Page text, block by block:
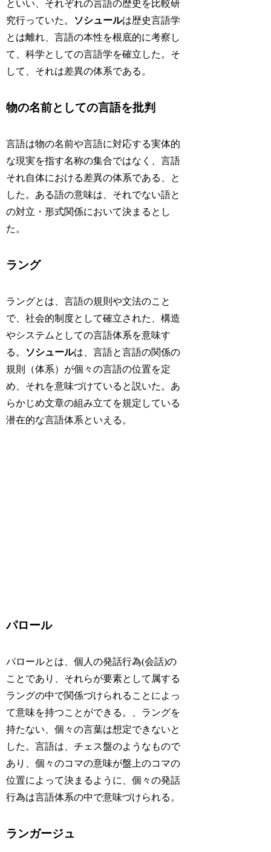
といい、それぞれの言語の歴史を比較研
究行っていた。
ソシュールは歴史言語学
とは離れ、言語の本性を根底的に考察し
て、科学としての言語学を確立した。そ
して、それは差異の体系である。
物の名前としての言語を批判
言語は物の名前や言語に対応する実体的
な現実を指す名称の集合ではなく、言語
それ自体における差異の体系である、と
した。ある語の意味は、それでない語と
の対立・形式関係において決まるとし
た。
ラング
ラングとは、言語の規則や文法のこと
で、社会的制度として確立された、構造
やシステムとしての言語体系を意味す
る。
ソシュールは、言語と言語の関係の
規則（体系）が個々の言語の位置を定
め、それを意味づけていると説いた。あ
らかじめ文章の組み立てを規定している
潜在的な言語体系といえる。
パロール
パロールとは、個人の発話行為(会話)の
ことであり、それらが要素として属する
ラングの中で関係づけられることによっ
て意味を持つことができる。、ラングを
持たない、個々の言葉は想定できないと
した。言語は、チェス盤のようなもので
あり、個々のコマの意味が盤上のコマの
位置によって決まるように、個々の発話
行為は言語体系の中で意味づけられる。
ランガージュ